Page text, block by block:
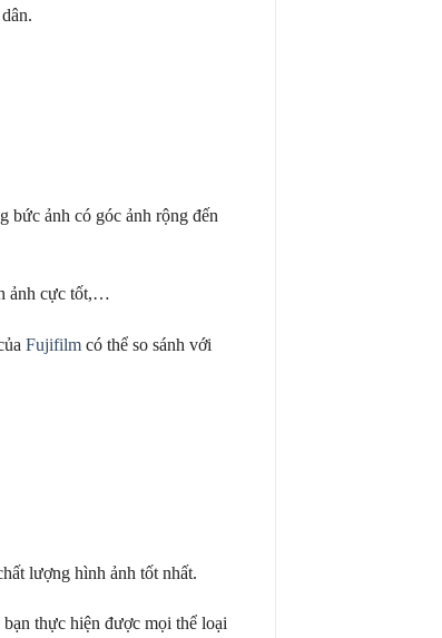
bức ảnh có góc ảnh rộng đến
ảnh cực tốt,…
Fujifilm có thể so sánh với
lượng hình ảnh tốt nhất.
thực hiện được mọi thể loại